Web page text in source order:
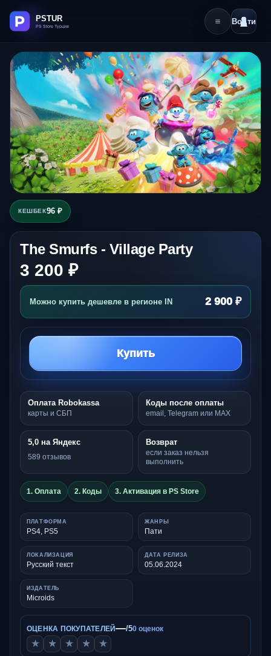
Войти
КЕШБЕК96 ₽
The Smurfs - Village Party
3 200 ₽
Можно купить дешевле в регионе IN 2 900 ₽
Купить
Оплата Robokassa
карты и СБП
Коды после оплаты
email, Telegram или MAX
5,0 на Яндекс
589 отзывов
Возврат
если заказ нельзя
выполнить
1. Оплата 2. Коды 3. Активация в PS Store
ПЛАТФОРМА
PS4, PS5
ЖАНРЫ
Пати
ЛОКАЛИЗАЦИЯ
Русский текст
ДАТА РЕЛИЗА
05.06.2024
ИЗДАТЕЛЬ
Microids
ОЦЕНКА ПОКУПАТЕЛЕЙ—/50 оценок
★ ★ ★ ★ ★